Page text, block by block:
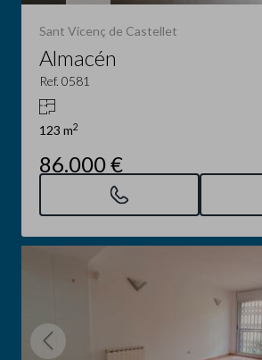
Sant Vicenç de Castellet
Almacén
Ref. 0581
123 m2
86.000 €